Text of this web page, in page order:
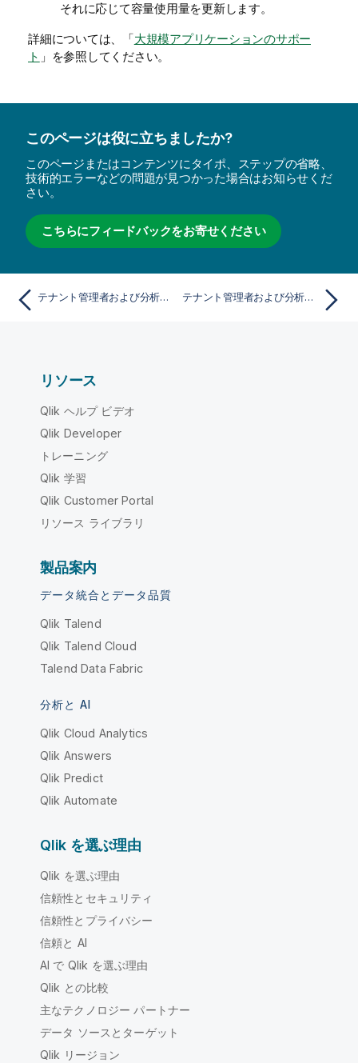
それに応じて容量使用量を更新します。
詳細については、「大規模アプリケーションのサポー
ト 」を参照してください。
このページは役に立ちましたか?
このページまたはコンテンツにタイポ、ステップの省略、
技術的エラーなどの問題が見つかった場合はお知らせくだ
さい。
こちらにフィードバックをお寄せください
テナント管理者および分析管理者向けのアプリケーションの管理 テナント管理者および分析管理者向けのスクリプトの管理
リソース
Qlik ヘルプ ビデオ
Qlik Developer
トレーニング
Qlik 学習
Qlik Customer Portal
リソース ライブラリ
製品案内
データ統合とデータ品質
Qlik Talend
Qlik Talend Cloud
Talend Data Fabric
分析と AI
Qlik Cloud Analytics
Qlik Answers
Qlik Predict
Qlik Automate
Qlik を選ぶ理由
Qlik を選ぶ理由
信頼性とセキュリティ
信頼性とプライバシー
信頼と AI
AI で Qlik を選ぶ理由
Qlik との比較
主なテクノロジー パートナー
データ ソースとターゲット
Qlik リージョン